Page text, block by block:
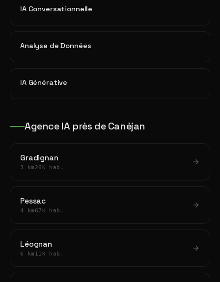
IA Conversationnelle
Analyse de Données
IA Générative
Agence IA près de Canéjan
Gradignan
3 km 26K hab.
Pessac
4 km 67K hab.
Léognan
6 km 11K hab.